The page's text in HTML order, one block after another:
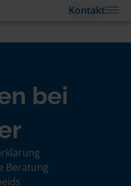
Kontakt
bei
Beratung